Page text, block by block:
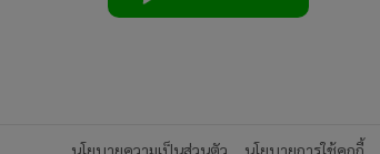
นโยบายความเป็นส่วนตัว นโยบายการใช้คุกกี้